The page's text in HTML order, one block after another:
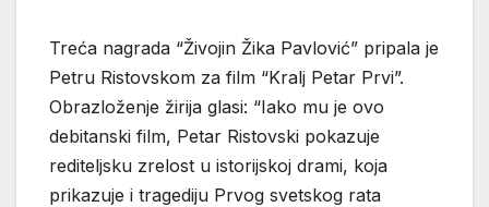
Treća nagrada “Živojin Žika Pavlović” pripala je
Petru Ristovskom za film “Kralj Petar Prvi”.
Obrazloženje žirija glasi: “Iako mu je ovo
debitanski film, Petar Ristovski pokazuje
rediteljsku zrelost u istorijskoj drami, koja
prikazuje i tragediju Prvog svetskog rata